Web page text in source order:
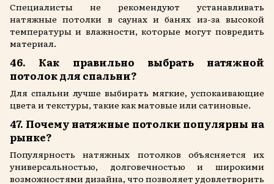
Специалисты не рекомендуют устанавливать
натяжные потолки в саунах и банях из-за высокой
температуры и влажности, которые могут повредить
материал.
46. Как правильно выбрать натяжной
потолок для спальни?
Для спальни лучше выбирать мягкие, успокаивающие
цвета и текстуры, такие как матовые или сатиновые.
47. Почему натяжные потолки популярны на
рынке?
Популярность натяжных потолков объясняется их
универсальностью, долговечностью и широкими
возможностями дизайна, что позволяет удовлетворить